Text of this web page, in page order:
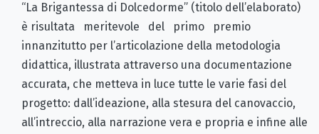
“La Brigantessa di Dolcedorme” (titolo dell’elaborato)
è risultata meritevole del primo premio
innanzitutto per l’articolazione della metodologia
didattica, illustrata attraverso una documentazione
accurata, che metteva in luce tutte le varie fasi del
progetto: dall’ideazione, alla stesura del canovaccio,
all’intreccio, alla narrazione vera e propria e infine alle